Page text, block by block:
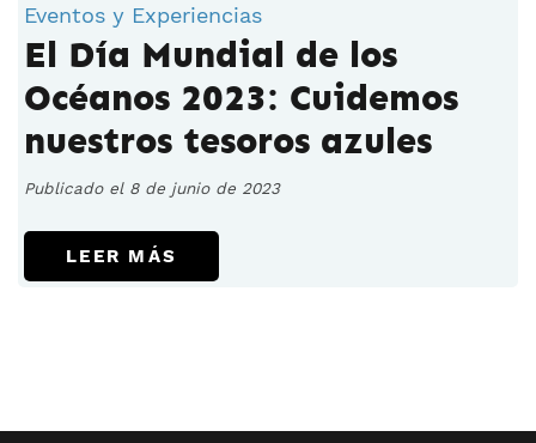
Eventos y Experiencias
El Día Mundial de los
Océanos 2023: Cuidemos
nuestros tesoros azules
Publicado el 8 de junio de 2023
LEER MÁS